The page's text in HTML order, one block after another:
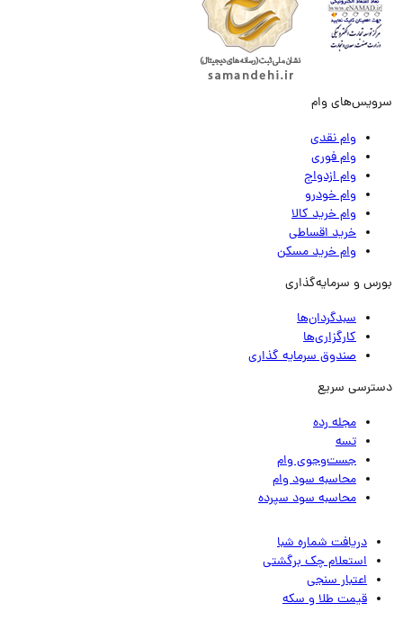
وام
وام نقدی
وام فوری
وام ازدواج
وام خودرو
وام خرید کالا
خرید اقساطی
وام خرید مسکن
و سرمایه‌گذاری
سبدگردان‌ها
کارگزاری‌ها
صندوق سرمایه گذاری
سریع
مجله رده
تسه
جست‌وجوی وام
محاسبه سود وام
محاسبه سود سپرده
دریافت شماره شبا
استعلام چک برگشتی
اعتبار سنجی
قیمت طلا و سکه